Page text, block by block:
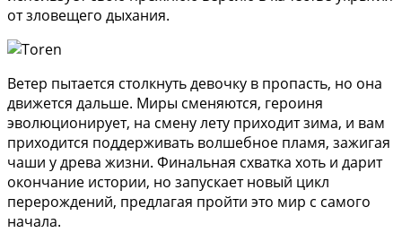
от зловещего дыхания.
Ветер пытается столкнуть девочку в пропасть, но она
движется дальше. Миры сменяются, героиня
эволюционирует, на смену лету приходит зима, и вам
приходится поддерживать волшебное пламя, зажигая
чаши у древа жизни. Финальная схватка хоть и дарит
окончание истории, но запускает новый цикл
перерождений, предлагая пройти это мир с самого
начала.